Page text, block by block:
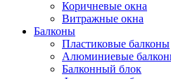
Коричневые окна
Витражные окна
Балконы
Пластиковые балконы
Алюминиевые
Балконный блок